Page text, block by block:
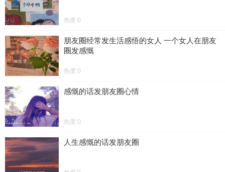
热度:0
朋友圈经常发生活感悟的女人 一个女人在朋友
圈发感慨
热度:0
感慨的话发朋友圈心情
热度:0
人生感慨的话发朋友圈